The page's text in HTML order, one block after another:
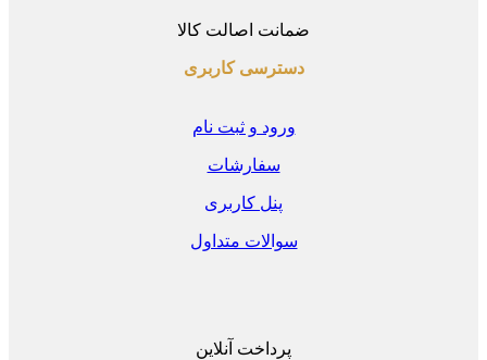
ضمانت اصالت کالا
دسترسی کاربری
ورود و ثبت نام
سفارشات
پنل کاربری
سوالات متداول
پرداخت آنلاین